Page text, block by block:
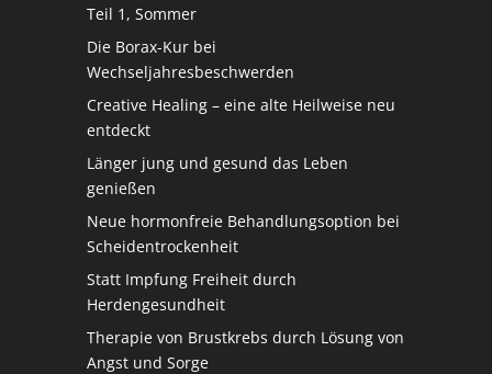
Teil 1, Sommer
Die Borax-Kur bei
Wechseljahresbeschwerden
Creative Healing – eine alte Heilweise neu
entdeckt
Länger jung und gesund das Leben
genießen
Neue hormonfreie Behandlungsoption bei
Scheidentrockenheit
Statt Impfung Freiheit durch
Herdengesundheit
Therapie von Brustkrebs durch Lösung von
Angst und Sorge